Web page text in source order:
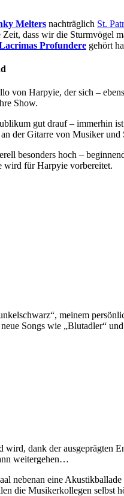
Melters nachträglich St.
Zeit, dass wir die
Profundere gehört
von Harpyie, der sich –
Show.
gut drauf – immerhin
der Gitarre von Musiker und
besonders hoch –
wird für Harpyie vorbereitet.
meinem
Songs wie „Blutadler“
dank der ausgeprägten
weitergehen…
nebenan eine
die Musikerkollegen selbst